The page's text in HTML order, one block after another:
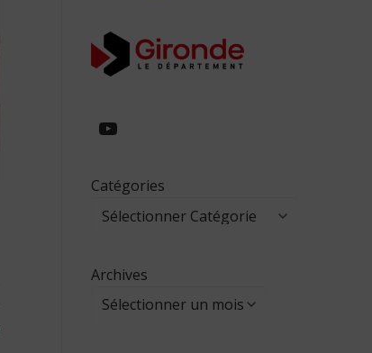
https://
Catégories
Archives